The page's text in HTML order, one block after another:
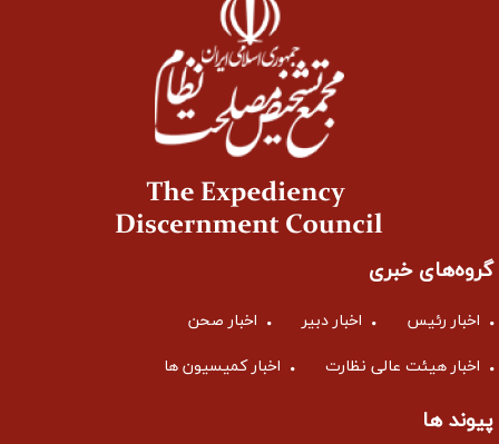
گروه‌های خبری
اخبار رئیس اخبار دبیر اخبار صحن
اخبار هیئت عالی نظارت اخبار کمیسیون ها
پیوند ها